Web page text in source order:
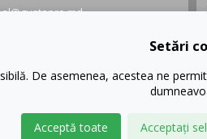
- 16:00
Setări
De asemenea, acestea ne
Acceptă toate Acceptați